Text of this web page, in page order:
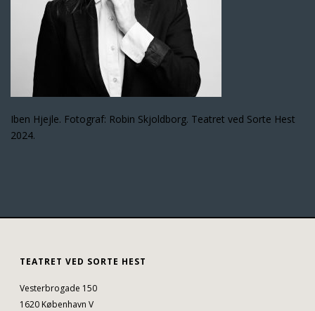
Iben Hjejle. Fotograf: Robin Skjoldborg. Teatret ved Sorte Hest
2024.
TEATRET VED SORTE HEST
Vesterbrogade 150
1620 København V